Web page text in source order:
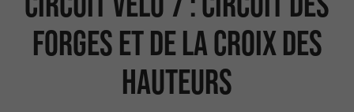
forges et de la croix des
hauteurs